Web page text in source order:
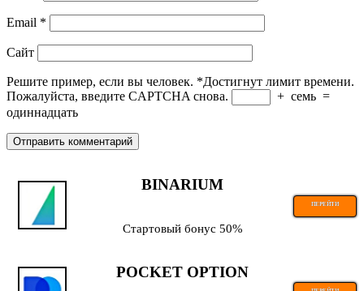
Email *
Сайт
Решите пример, если вы человек. *Достигнут лимит времени.
Пожалуйста, введите CAPTCHA снова.
+ семь =
одиннадцать
BINARIUM
ПЕРЕЙТИ
Стартовый бонус 50%
POCKET OPTION